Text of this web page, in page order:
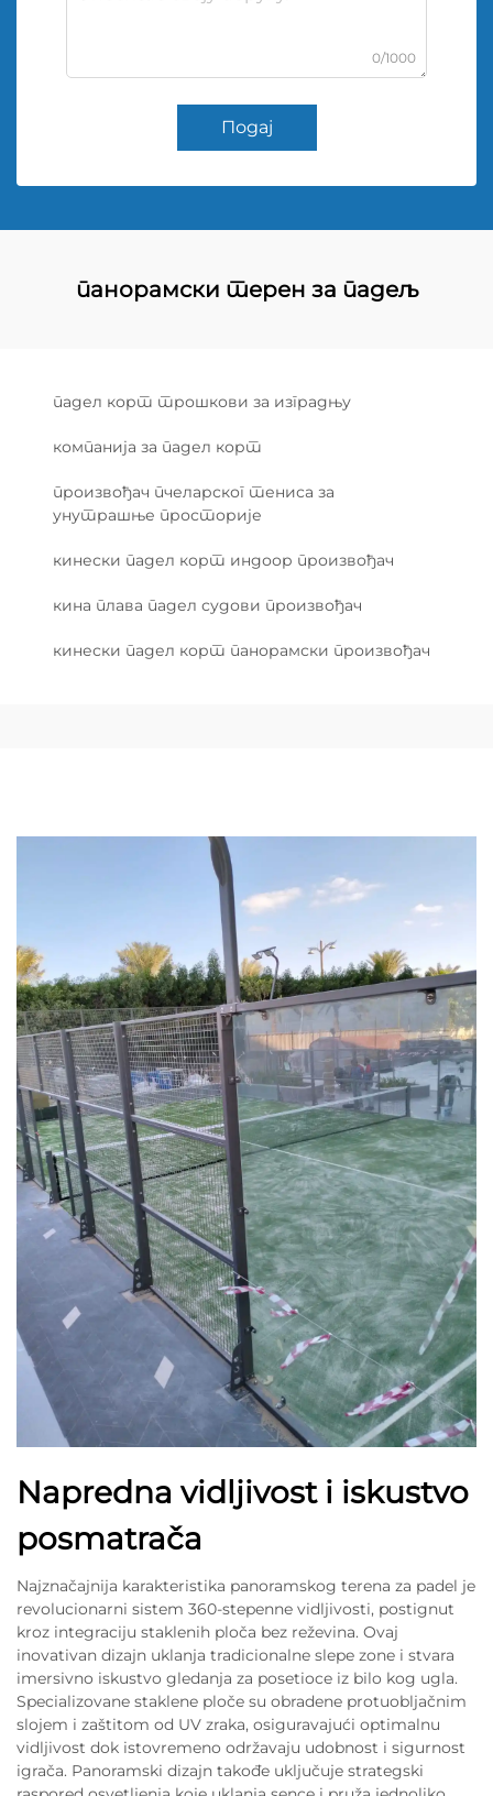
0/1000
Подај
панорамски терен за падељ
падел корт трошкови за изградњу
компанија за падел корт
произвођач пчеларског тениса за
унутрашње просторије
кинески падел корт индоор произвођач
кина плава падел судови произвођач
кинески падел корт панорамски произвођач
Napredna vidljivost i iskustvo
posmatrača
Najznačajnija karakteristika panoramskog terena za padel je
revolucionarni sistem 360-stepenne vidljivosti, postignut
kroz integraciju staklenih ploča bez reževina. Ovaj
inovativan dizajn uklanja tradicionalne slepe zone i stvara
imersivno iskustvo gledanja za posetioce iz bilo kog ugla.
Specializovane staklene ploče su obradene protuobljačnim
slojem i zaštitom od UV zraka, osiguravajući optimalnu
vidljivost dok istovremeno održavaju udobnost i sigurnost
igrača. Panoramski dizajn takođe uključuje strategski